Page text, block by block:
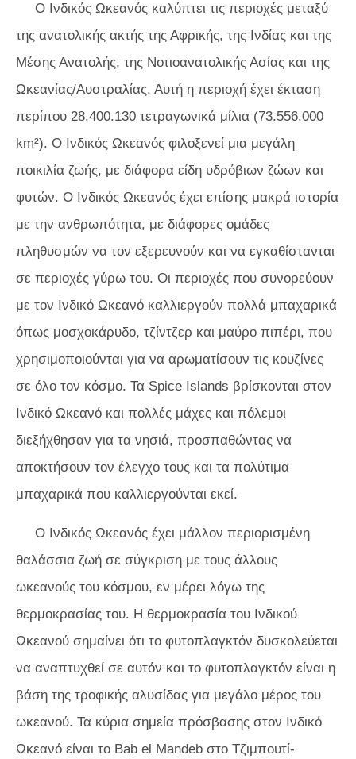
Ο Ινδικός Ωκεανός καλύπτει τις περιοχές μεταξύ
της ανατολικής ακτής της Αφρικής, της Ινδίας και της
Μέσης Ανατολής, της Νοτιοανατολικής Ασίας και της
Ωκεανίας/Αυστραλίας. Αυτή η περιοχή έχει έκταση
περίπου 28.400.130 τετραγωνικά μίλια (73.556.000
km²). Ο Ινδικός Ωκεανός φιλοξενεί μια μεγάλη
ποικιλία ζωής, με διάφορα είδη υδρόβιων ζώων και
φυτών. Ο Ινδικός Ωκεανός έχει επίσης μακρά ιστορία
με την ανθρωπότητα, με διάφορες ομάδες
πληθυσμών να τον εξερευνούν και να εγκαθίστανται
σε περιοχές γύρω του. Οι περιοχές που συνορεύουν
με τον Ινδικό Ωκεανό καλλιεργούν πολλά μπαχαρικά
όπως μοσχοκάρυδο, τζίντζερ και μαύρο πιπέρι, που
χρησιμοποιούνται για να αρωματίσουν τις κουζίνες
σε όλο τον κόσμο. Τα Spice Islands βρίσκονται στον
Ινδικό Ωκεανό και πολλές μάχες και πόλεμοι
διεξήχθησαν για τα νησιά, προσπαθώντας να
αποκτήσουν τον έλεγχο τους και τα πολύτιμα
μπαχαρικά που καλλιεργούνται εκεί.
Ο Ινδικός Ωκεανός έχει μάλλον περιορισμένη
θαλάσσια ζωή σε σύγκριση με τους άλλους
ωκεανούς του κόσμου, εν μέρει λόγω της
θερμοκρασίας του. Η θερμοκρασία του Ινδικού
Ωκεανού σημαίνει ότι το φυτοπλαγκτόν δυσκολεύεται
να αναπτυχθεί σε αυτόν και το φυτοπλαγκτόν είναι η
βάση της τροφικής αλυσίδας για μεγάλο μέρος του
ωκεανού. Τα κύρια σημεία πρόσβασης στον Ινδικό
Ωκεανό είναι το Bab el Mandeb στο Τζιμπουτί-